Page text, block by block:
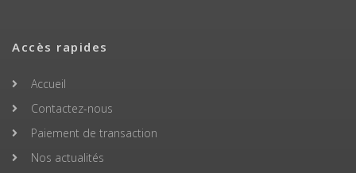
Accès rapides
Accueil
Contactez-nous
Paiement de transaction
Nos actualités